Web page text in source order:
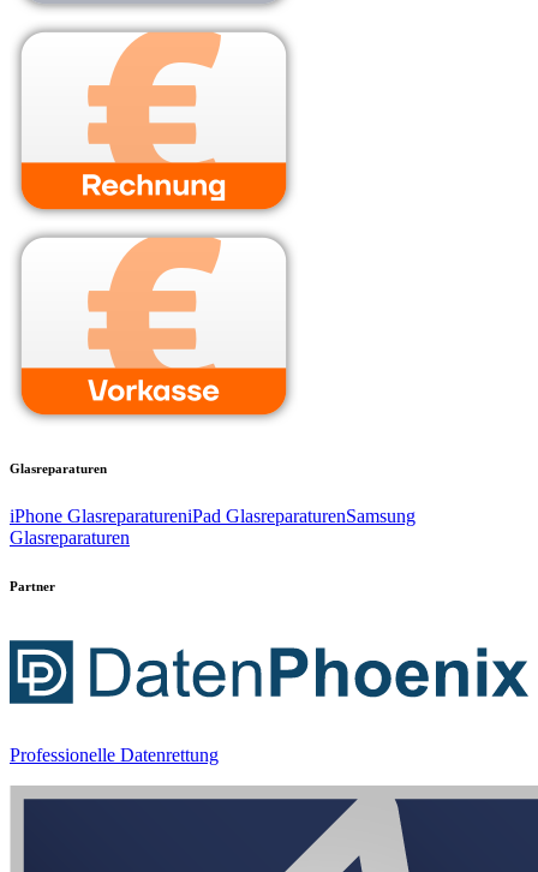
Glasreparaturen
iPhone GlasreparatureniPad GlasreparaturenSamsung
Glasreparaturen
Partner
Professionelle Datenrettung